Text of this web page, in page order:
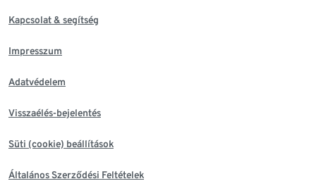
Kapcsolat & segítség
Impresszum
Adatvédelem
Visszaélés-bejelentés
Süti (cookie) beállítások
Általános Szerződési Feltételek